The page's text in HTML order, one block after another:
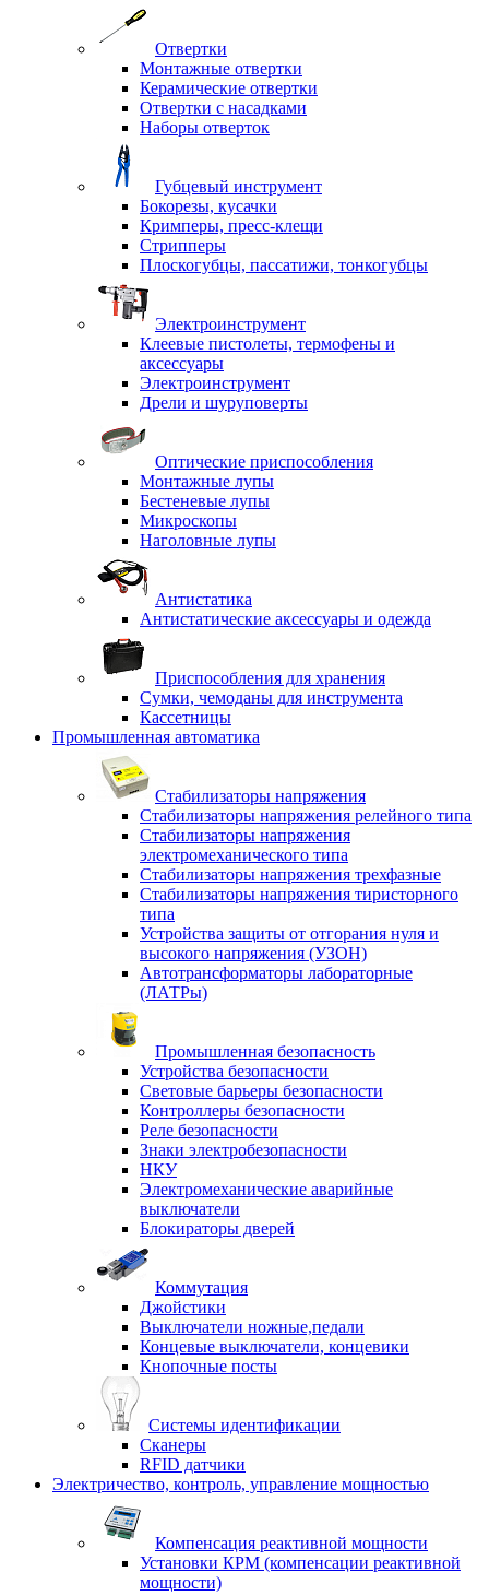
Отвертки
Монтажные отвертки
Керамические отвертки
Отвертки с насадками
Наборы отверток
Губцевый инструмент
Бокорезы, кусачки
Кримперы, пресс-клещи
Стрипперы
Плоскогубцы, пассатижи, тонкогубцы
Электроинструмент
Клеевые пистолеты, термофены и
аксессуары
Электроинструмент
Дрели и шуруповерты
Оптические приспособления
Монтажные лупы
Бестеневые лупы
Микроскопы
Наголовные лупы
Антистатика
Антистатические аксессуары и одежда
Приспособления для хранения
Сумки, чемоданы для инструмента
Кассетницы
Промышленная автоматика
Стабилизаторы напряжения
Стабилизаторы напряжения релейного типа
Стабилизаторы напряжения
электромеханического типа
Стабилизаторы напряжения трехфазные
Стабилизаторы напряжения тиристорного
типа
Устройства защиты от отгорания нуля и
высокого напряжения (УЗОН)
Автотрансформаторы лабораторные
(ЛАТРы)
Промышленная безопасность
Устройства безопасности
Световые барьеры безопасности
Контроллеры безопасности
Реле безопасности
Знаки электробезопасности
НКУ
Электромеханические аварийные
выключатели
Блокираторы дверей
Коммутация
Джойстики
Выключатели ножные,педали
Концевые выключатели, концевики
Кнопочные посты
Системы идентификации
Сканеры
RFID датчики
Электричество, контроль, управление мощностью
Компенсация реактивной мощности
Установки КРМ (компенсации реактивной
мощности)